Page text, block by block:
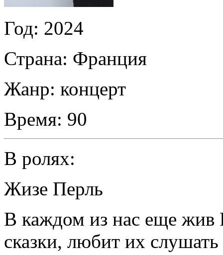
Год: 2024
Страна: Франция
Жанр: концерт
Время: 90
В ролях:
Жизе Перль
В каждом из нас еще жив
сказки, любит их